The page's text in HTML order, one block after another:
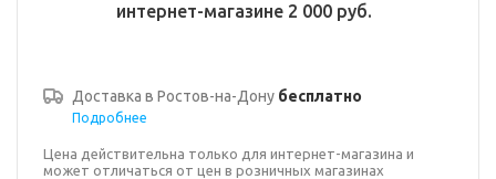
интернет-магазине 2 000 руб.
Доставка в Ростов-на-Дону бесплатно
Подробнее
Цена действительна только для интернет-магазина и
может отличаться от цен в розничных магазинах